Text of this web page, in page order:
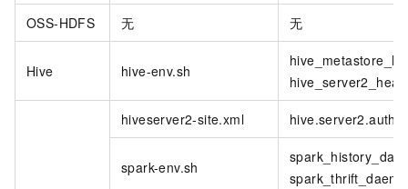
OSS-HDFS 无 无
Hive hive-env.sh
hiveserver2-site.xml
spark-env.sh